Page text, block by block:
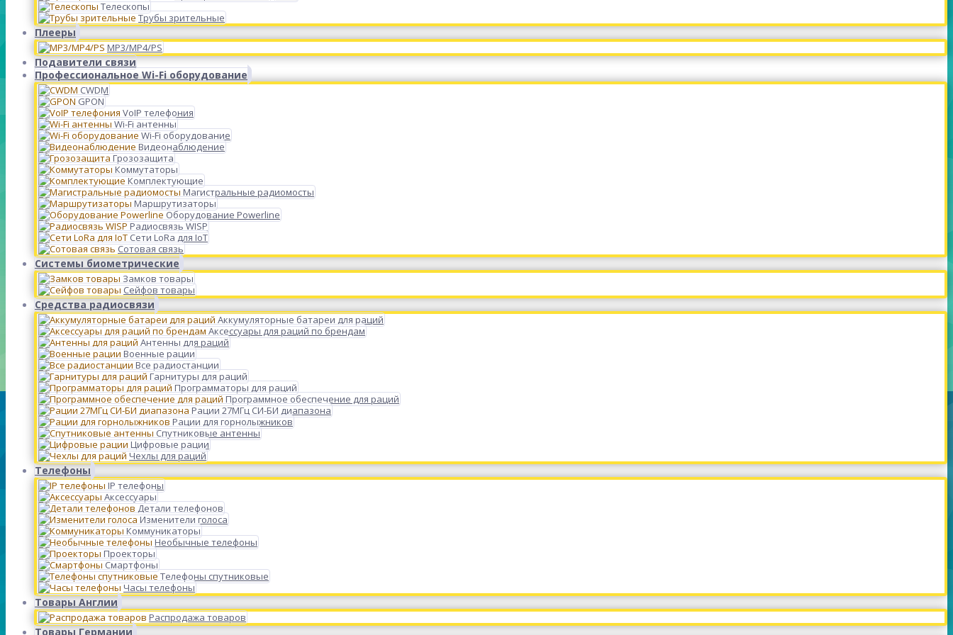
Телескопы
Трубы зрительные
Плееры
MP3/MP4/PS
Подавители связи
Профессиональное Wi-Fi оборудование
CWDM
GPON
VoIP телефония
Wi-Fi антенны
Wi-Fi оборудование
Видеонаблюдение
Грозозащита
Коммутаторы
Комплектующие
Магистральные радиомосты
Маршрутизаторы
Оборудование Powerline
Радиосвязь WISP
Сети LoRa для IoT
Сотовая связь
Системы биометрические
Замков товары
Сейфов товары
Средства радиосвязи
Аккумуляторные батареи для раций
Аксессуары для раций по брендам
Антенны для раций
Военные рации
Все радиостанции
Гарнитуры для раций
Программаторы для раций
Программное обеспечение для раций
Рации 27МГц СИ-БИ диапазона
Рации для горнолыжников
Спутниковые антенны
Цифровые рации
Чехлы для раций
Телефоны
IP телефоны
Аксессуары
Детали телефонов
Изменители голоса
Коммуникаторы
Необычные телефоны
Проекторы
Смартфоны
Телефоны спутниковые
Часы телефоны
Товары Англии
Распродажа товаров
Товары Германии